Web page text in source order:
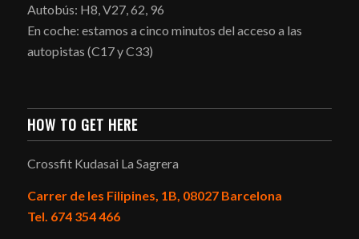
Autobús: H8, V27, 62, 96
En coche: estamos a cinco minutos del acceso a las
autopistas (C17 y C33)
HOW TO GET HERE
Crossfit Kudasai La Sagrera
Carrer de les Filipines, 1B, 08027 Barcelona
Tel. 674 354 466